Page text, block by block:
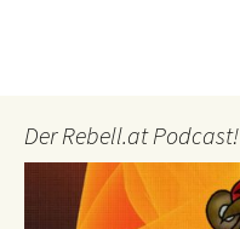
Der Rebell.at Podcast!